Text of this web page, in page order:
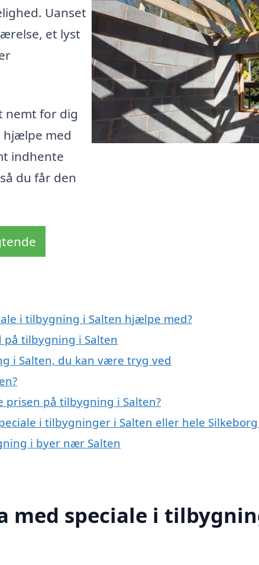
Uanset
et lyst
nemt for dig
hjælpe med
indhente
du får den
i tilbygning i Salten hjælpe med?
tilbygning i Salten
i Salten, du kan være tryg ved
prisen på tilbygning i Salten?
i tilbygninger i Salten eller hele
i byer nær Salten
med speciale i